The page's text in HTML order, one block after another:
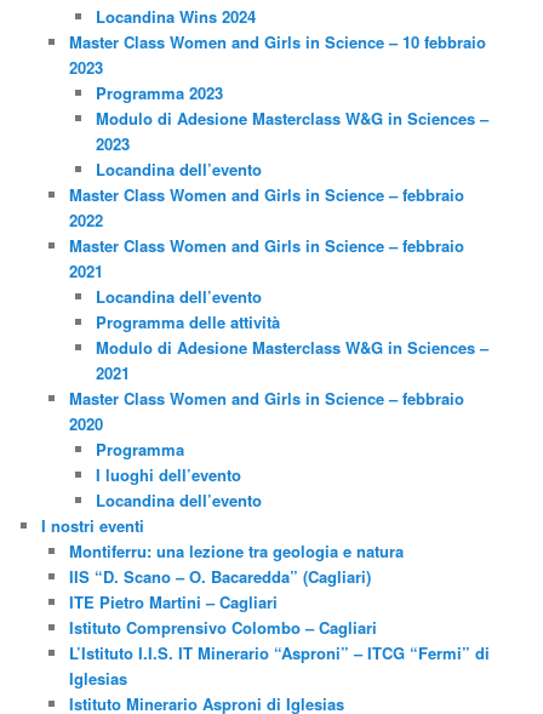
Locandina Wins 2024
Master Class Women and Girls in Science – 10 febbraio
2023
Programma 2023
Modulo di Adesione Masterclass W&G in Sciences –
2023
Locandina dell’evento
Master Class Women and Girls in Science – febbraio
2022
Master Class Women and Girls in Science – febbraio
2021
Locandina dell’evento
Programma delle attività
Modulo di Adesione Masterclass W&G in Sciences –
2021
Master Class Women and Girls in Science – febbraio
2020
Programma
I luoghi dell’evento
Locandina dell’evento
I nostri eventi
Montiferru: una lezione tra geologia e natura
IIS “D. Scano – O. Bacaredda” (Cagliari)
ITE Pietro Martini – Cagliari
Istituto Comprensivo Colombo – Cagliari
L’Istituto I.I.S. IT Minerario “Asproni” – ITCG “Fermi” di
Iglesias
Istituto Minerario Asproni di Iglesias